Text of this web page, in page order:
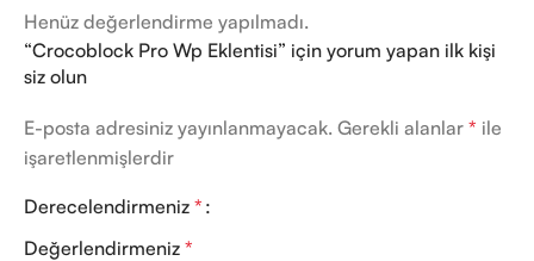
Henüz değerlendirme yapılmadı.
“Crocoblock Pro Wp Eklentisi” için yorum yapan ilk kişi
siz olun
E-posta adresiniz yayınlanmayacak. Gerekli alanlar * ile
işaretlenmişlerdir
Derecelendirmeniz *
Değerlendirmeniz *